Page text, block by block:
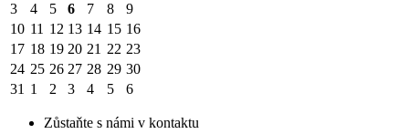
3
4 5 6 7 8
9
10 11 12 13 14 15 16
17 18 19 20 21 22 23
24 25 26 27 28 29 30
31 1 2 3 4 5 6
Zůstaňte s námi v kontaktu